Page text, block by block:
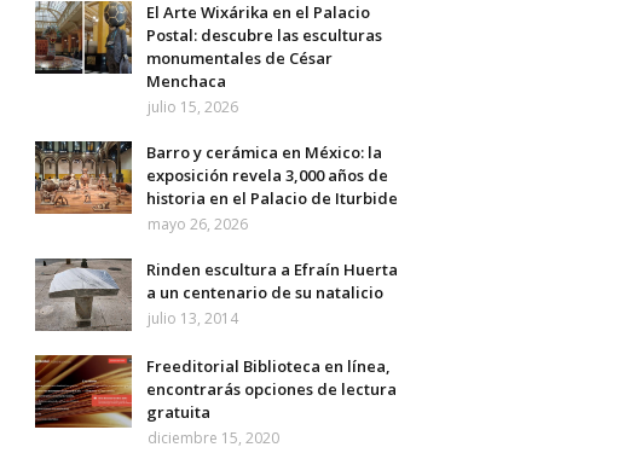
El Arte Wixárika en el Palacio
Postal: descubre las esculturas
monumentales de César
Menchaca
julio 15, 2026
Barro y cerámica en México: la
exposición revela 3,000 años de
historia en el Palacio de Iturbide
mayo 26, 2026
Rinden escultura a Efraín Huerta
a un centenario de su natalicio
julio 13, 2014
Freeditorial Biblioteca en línea,
encontrarás opciones de lectura
gratuita
diciembre 15, 2020